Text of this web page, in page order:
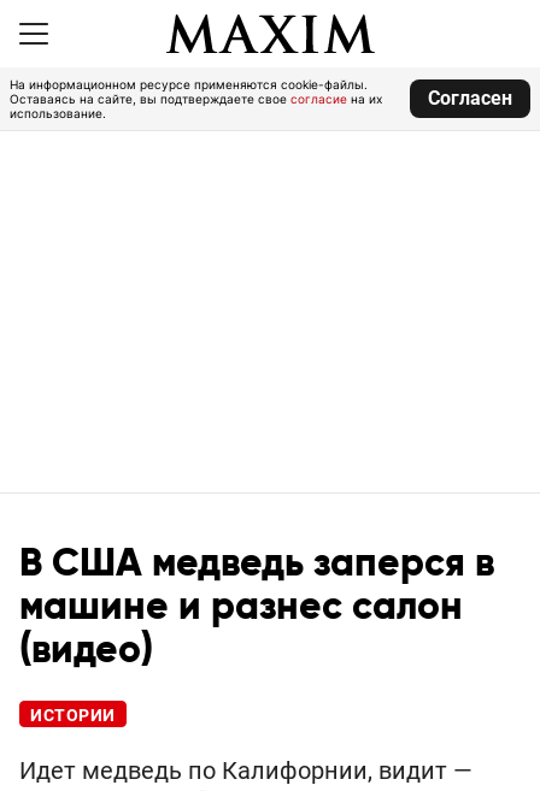
На информационном ресурсе применяются cookie-файлы.
Оставаясь на сайте, вы подтверждаете свое согласие на их
использование.
Согласен
В США медведь заперся в
машине и разнес салон
(видео)
ИСТОРИИ
Идет медведь по Калифорнии, видит —